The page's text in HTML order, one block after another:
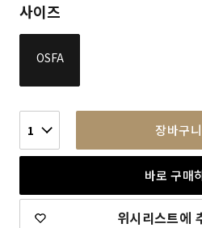
사이즈
OSFA
1 장바구
바로 구매
위시리스트에